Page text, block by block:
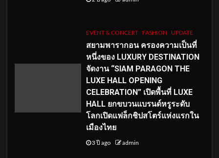
EVENT & CONCERT FASHION UPDATE
สยามพารากอน ครองความเป็นที่
หนึ่งของ LUXURY DESTINATION
จัดงาน “SIAM PARAGON THE
LUXE HALL OPENING
CELEBRATION” เปิดพื้นที่ LUXE
HALL ยกขบวนแบรนด์หรูระดับ
โลกเปิดแฟล็กชิปสโตร์แห่งแรกใน
เมืองไทย
3 ปี ago admin